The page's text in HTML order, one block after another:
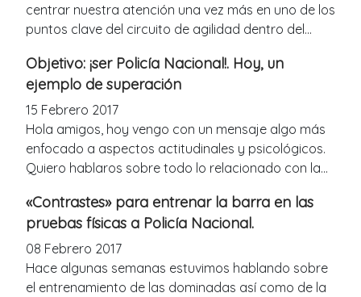
centrar nuestra atención una vez más en uno de los
puntos clave del circuito de agilidad dentro del...
Objetivo: ¡ser Policía Nacional!. Hoy, un
ejemplo de superación
15 Febrero 2017
Hola amigos, hoy vengo con un mensaje algo más
enfocado a aspectos actitudinales y psicológicos.
Quiero hablaros sobre todo lo relacionado con la...
«Contrastes» para entrenar la barra en las
pruebas físicas a Policía Nacional.
08 Febrero 2017
Hace algunas semanas estuvimos hablando sobre
el entrenamiento de las dominadas así como de la